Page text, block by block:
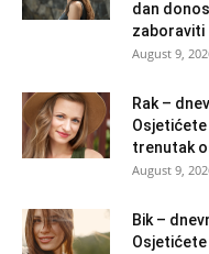
dan
zaboraviti
August 9,
Rak –
Osjetićete
trenutak
August 9,
Bik –
Osjetićete